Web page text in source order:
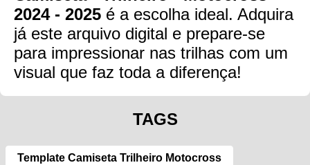
2024 - 2025 é a escolha ideal. Adquira
já este arquivo digital e prepare-se
para impressionar nas trilhas com um
visual que faz toda a diferença!
TAGS
Template Camiseta Trilheiro Motocross